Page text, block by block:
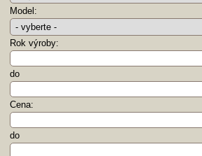
Model:
Rok výroby:
do
Cena:
do